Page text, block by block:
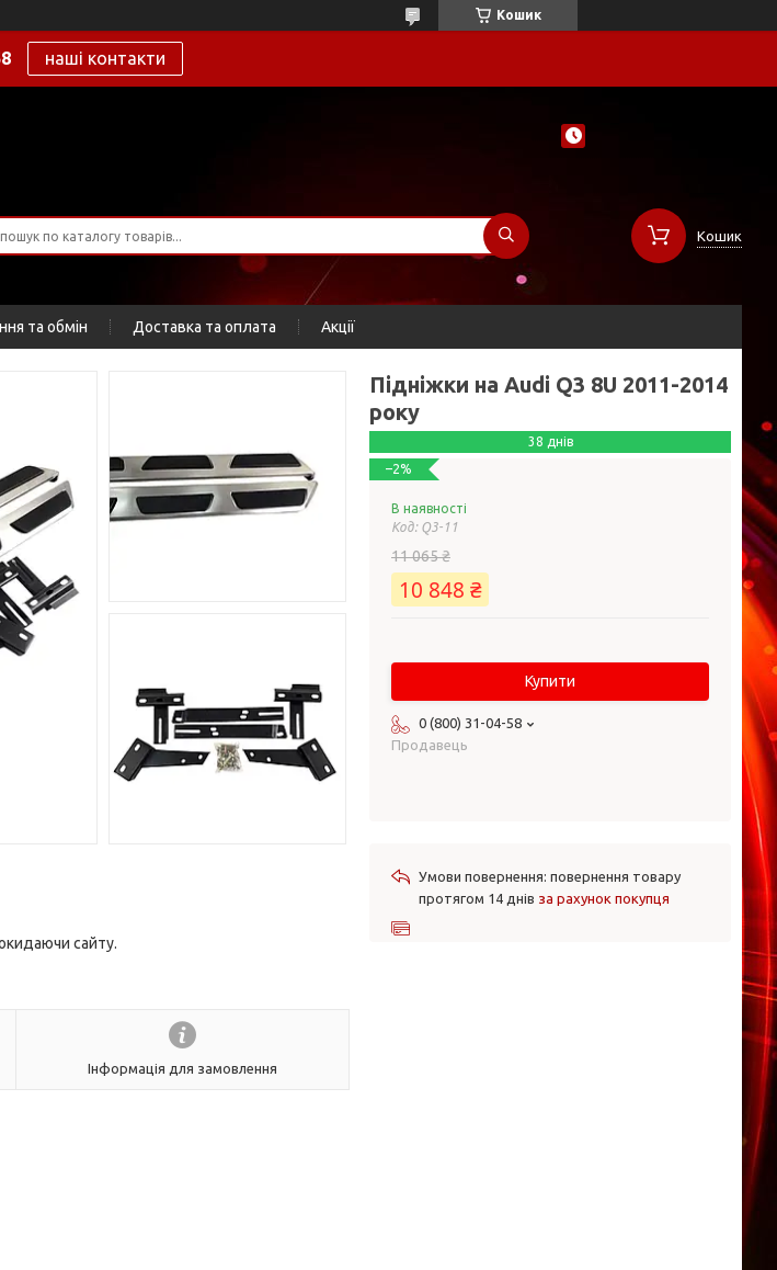
Кошик
наші контакти
Кошик
та обмін Доставка та оплата Акції
сайту.
Інформація для замовлення
Підніжки на Audi Q3 8U 2011-2014
року
38 днів
–2%
В наявності
Код: Q3-11
11 065 ₴
10 848 ₴
Купити
0 (800) 31-04-58
Продавець
повернення товару
протягом 14 днів за рахунок покупця